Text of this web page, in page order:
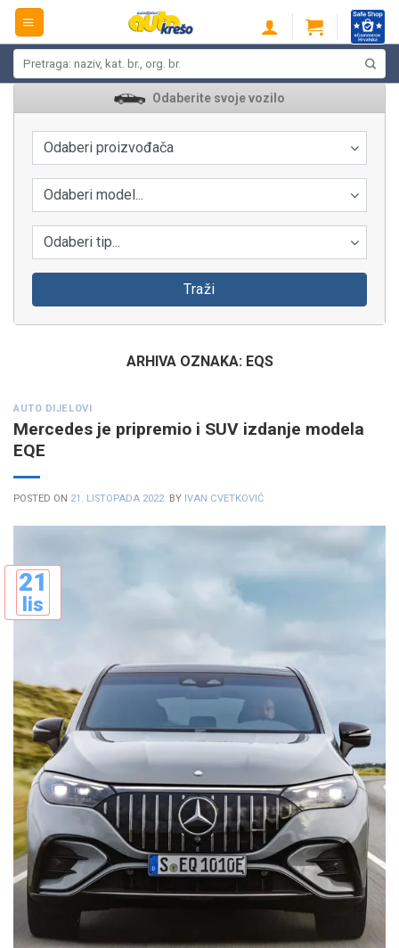
Skip
content
Odaberite svoje vozilo
Odaberi proizvođača
Odaberi model...
Odaberi tip...
Traži
ARHIVA OZNAKA: EQS
AUTO DIJELOVI
Mercedes je pripremio i SUV izdanje modela
EQE
POSTED ON 21. LISTOPADA 2022. BY IVAN CVETKOVIĆ
21
lis